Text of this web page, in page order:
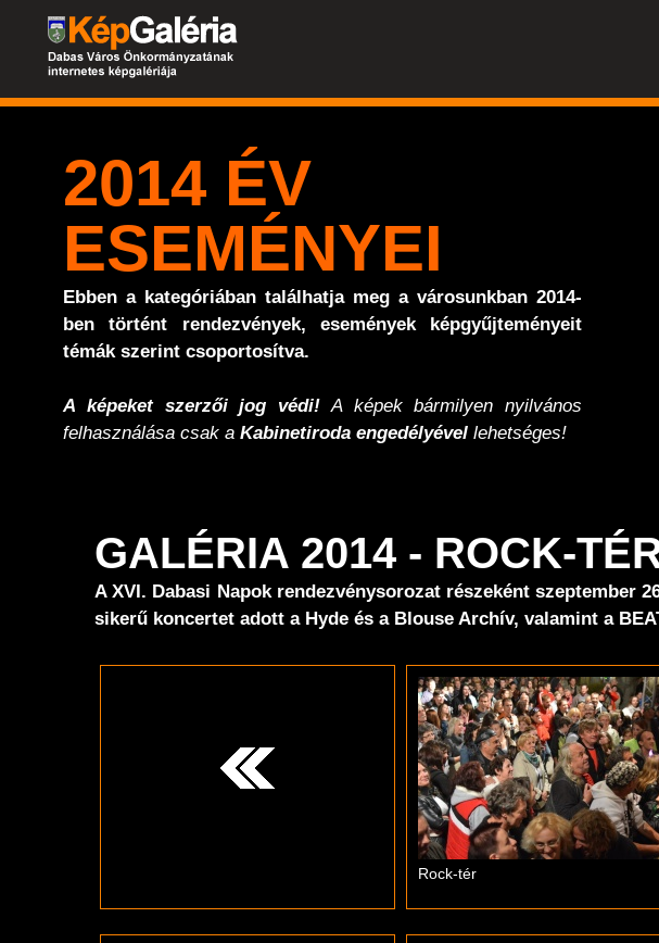
2014 ÉV
ESEMÉNYEI
Ebben a kategóriában találhatja meg a városunkban 2014-
ben történt rendezvények, események képgyűjteményeit
témák szerint csoportosítva.
A képeket szerzői jog védi! A képek bármilyen nyilvános
felhasználása csak a Kabinetiroda engedélyével lehetséges!
GALÉRIA 2014 - ROCK-
A XVI. Dabasi Napok rendezvénysorozat részeként szeptember
sikerű koncertet adott a Hyde és a Blouse Archív, valamint a
Rock-tér